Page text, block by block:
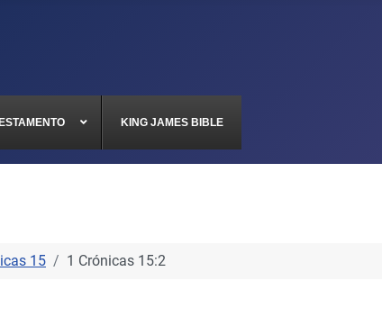
KING JAMES BIBLE
15 1 Crónicas 15:2